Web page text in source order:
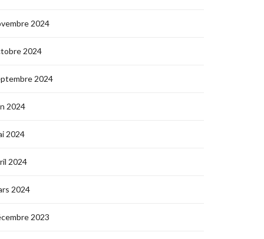
2024
2024
2024
2024
2024
2024
2024
2023